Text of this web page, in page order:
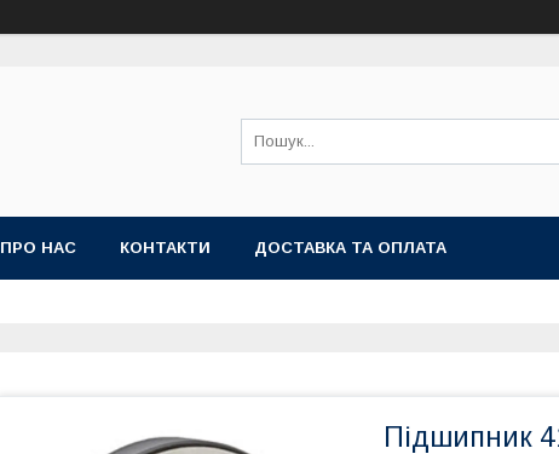
ПРО НАС КОНТАКТИ ДОСТАВКА ТА ОПЛАТА
Підшипник